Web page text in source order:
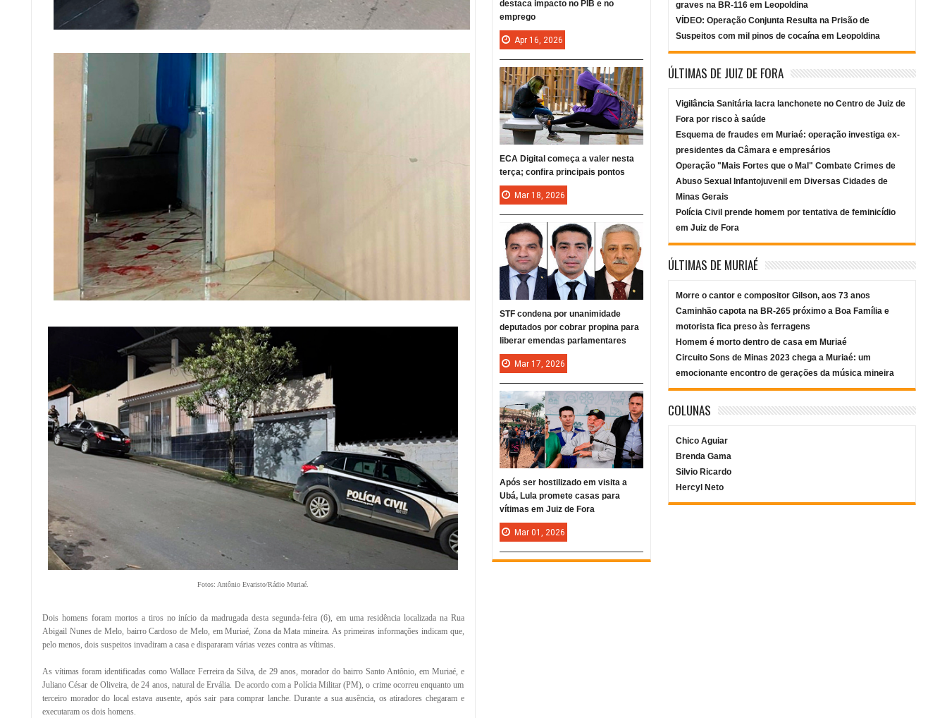
Fotos: Antônio Evaristo/Rádio Muriaé.
Dois homens foram mortos a tiros no início da madrugada desta segunda-feira (6), em uma residência localizada na Rua
Abigail Nunes de Melo, bairro Cardoso de Melo, em Muriaé, Zona da Mata mineira. As primeiras informações indicam que,
pelo menos, dois suspeitos invadiram a casa e dispararam várias vezes contra as vítimas.
As vítimas foram identificadas como Wallace Ferreira da Silva, de 29 anos, morador do bairro Santo Antônio, em Muriaé, e
Juliano César de Oliveira, de 24 anos, natural de Ervália. De acordo com a Polícia Militar (PM), o crime ocorreu enquanto um
terceiro morador do local estava ausente, após sair para comprar lanche. Durante a sua ausência, os atiradores chegaram e
executaram os dois homens.
graves na BR-116 em Leopoldina
VÍDEO: Operação Conjunta Resulta na Prisão de
Suspeitos com mil pinos de cocaína em Leopoldina
ÚLTIMAS DE JUIZ DE FORA
Vigilância Sanitária lacra lanchonete no Centro de Juiz de
Fora por risco à saúde
Esquema de fraudes em Muriaé: operação investiga ex-
presidentes da Câmara e empresários
Operação "Mais Fortes que o Mal" Combate Crimes de
Abuso Sexual Infantojuvenil em Diversas Cidades de
Minas Gerais
Polícia Civil prende homem por tentativa de feminicídio
em Juiz de Fora
ÚLTIMAS DE MURIAÉ
Morre o cantor e compositor Gilson, aos 73 anos
Caminhão capota na BR-265 próximo a Boa Família e
motorista fica preso às ferragens
Homem é morto dentro de casa em Muriaé
Circuito Sons de Minas 2023 chega a Muriaé: um
emocionante encontro de gerações da música mineira
COLUNAS
Chico Aguiar
Brenda Gama
Silvio Ricardo
Hercyl Neto
destaca impacto no PIB e no
emprego
Apr 16, 2026
ECA Digital começa a valer nesta
terça; confira principais pontos
Mar 18, 2026
STF condena por unanimidade
deputados por cobrar propina para
liberar emendas parlamentares
Mar 17, 2026
Após ser hostilizado em visita a
Ubá, Lula promete casas para
vítimas em Juiz de Fora
Mar 01, 2026